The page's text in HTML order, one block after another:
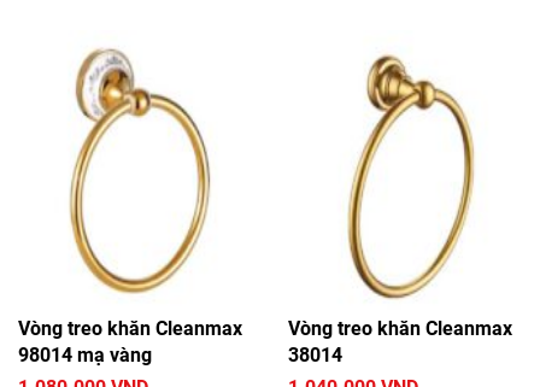
Vòng treo khăn Cleanmax
98014 mạ vàng
Vòng treo khăn Cleanmax
38014